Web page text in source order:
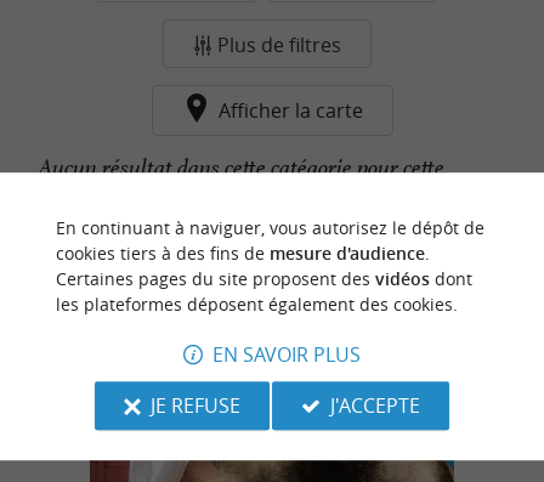
Plus de filtres
Afficher la carte
Aucun résultat dans cette catégorie pour cette
n
o
t
r
e
c
o
u
p
d
e
c
o
e
u
r
En continuant à naviguer, vous autorisez le dépôt de
cookies tiers à des fins de mesure d'audience.
Certaines pages du site proposent des vidéosdont
les plateformes déposent également des cookies.
EN SAVOIR PLUS
JE REFUSE
J'ACCEPTE